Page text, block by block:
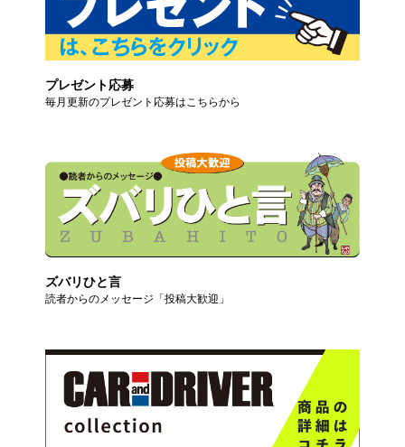
プレゼント応募
毎月更新のプレゼント応募はこちらから
ズバリひと言
読者からのメッセージ「投稿大歓迎」